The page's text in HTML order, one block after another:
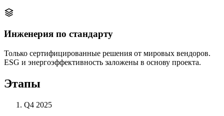
Инженерия по стандарту
Только сертифицированные решения от мировых вендоров.
ESG и энергоэффективность заложены в основу проекта.
Этапы
Q4 2025